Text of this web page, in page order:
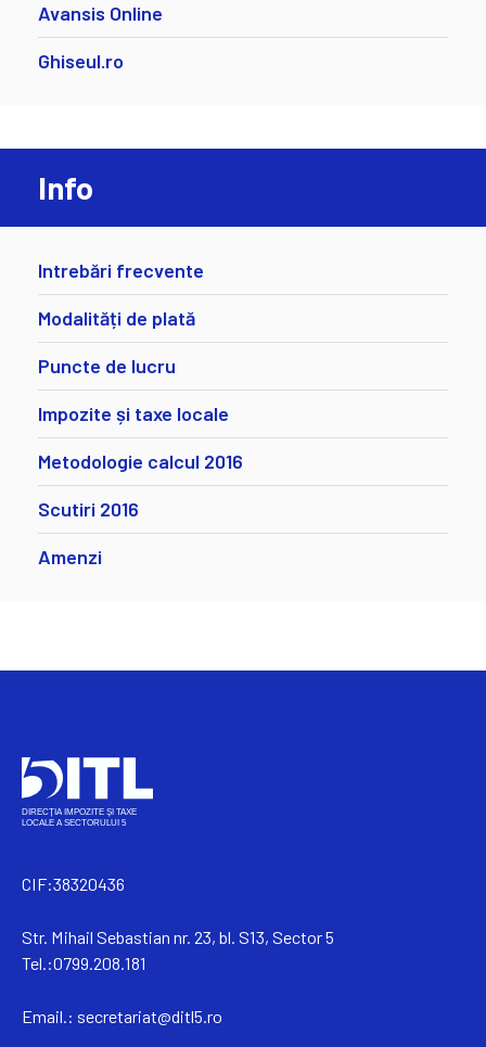
Avansis Online
Ghiseul.ro
Info
Intrebări frecvente
Modalități de plată
Puncte de lucru
Impozite și taxe locale
Metodologie calcul 2016
Scutiri 2016
Amenzi
CIF:38320436
Str. Mihail Sebastian nr. 23, bl. S13, Sector 5
Tel.:0799.208.181
Email.: secretariat@ditl5.ro